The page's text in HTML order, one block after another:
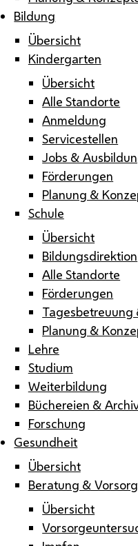
Bildung
Übersicht
Kindergarten
Übersicht
Alle Standorte
Anmeldung
Servicestellen
Jobs &
Förderungen
Planung &
Schule
Übersicht
Bildungsdirektion
Alle Standorte
Förderungen
Tagesbetreuung
Planung &
Lehre
Studium
Weiterbildung
Büchereien &
Forschung
Gesundheit
Übersicht
Beratung &
Übersicht